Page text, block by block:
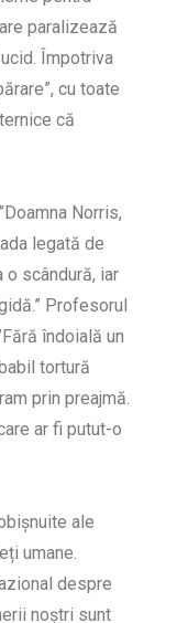
paralizează
Împotriva
cu toate
că
Norris,
legată de
o scândură, iar
Profesorul
îndoială un
tortură
prin preajmă.
ar fi putut-o
ale
umane.
despre
noștri sunt